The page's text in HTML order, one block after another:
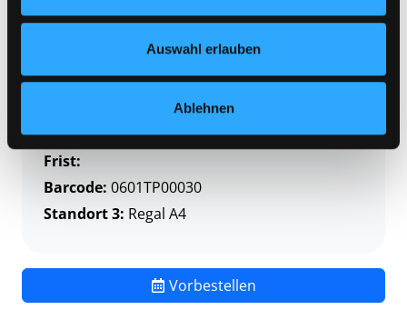
Nähere Informationen finden Sie in unserer
Auswahl erlauben
Ablehnen
Signatur:MEI
Depot
Status:Verfügbar
0
Mediengruppe:Themenpaket
Frist:
Barcode: 0601TP00030
Standort 3: Regal A4
Vorbestellen